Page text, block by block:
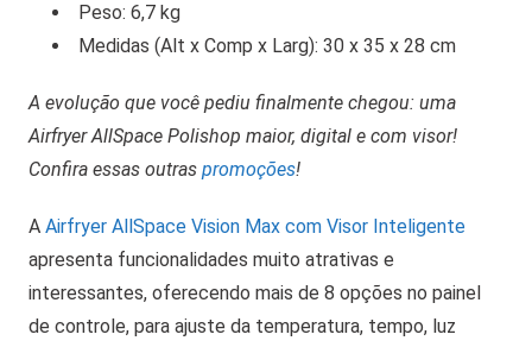
Peso: 6,7 kg
Medidas (Alt x Comp x Larg): 30 x 35 x 28 cm
A evolução que você pediu finalmente chegou: uma
Airfryer AllSpace Polishop maior, digital e com visor!
Confira essas outras promoções!
A Airfryer AllSpace Vision Max com Visor Inteligente
apresenta funcionalidades muito atrativas e
interessantes, oferecendo mais de 8 opções no painel
de controle, para ajuste da temperatura, tempo, luz